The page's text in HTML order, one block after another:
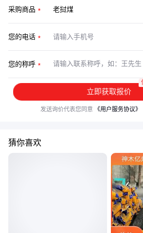
采购商品
您的电话
您的称呼
立即获取报价
发送询价代表您同意 《用户服务协议》
猜你喜欢